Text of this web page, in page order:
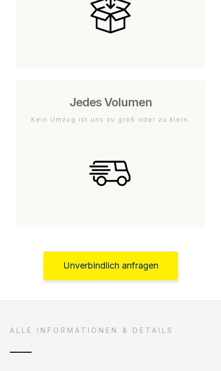
Jedes Volumen
Kein Umzug ist uns zu groß oder zu klein.
Unverbindlich anfragen
ALLE INFORMATIONEN & DETAILS